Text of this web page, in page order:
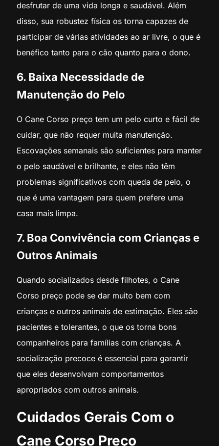
desfrutar de uma vida longa e saudável. Além
disso, sua robustez física os torna capazes de
participar de várias atividades ao ar livre, o que é
benéfico tanto para o cão quanto para o dono.
6. Baixa Necessidade de
Manutenção do Pelo
O Cane Corso preço tem um pelo curto e fácil de
cuidar, que não requer muita manutenção.
Escovações semanais são suficientes para manter
o pelo saudável e brilhante, e eles não têm
problemas significativos com queda de pelo, o
que é uma vantagem para quem prefere uma
casa mais limpa.
7. Boa Convivência com Crianças e
Outros Animais
Quando socializados desde filhotes, o Cane
Corso preço pode se dar muito bem com
crianças e outros animais de estimação. Eles são
pacientes e tolerantes, o que os torna bons
companheiros para famílias com crianças. A
socialização precoce é essencial para garantir
que eles desenvolvam comportamentos
apropriados com outros animais.
Cuidados Gerais Com o
Cane Corso Preço